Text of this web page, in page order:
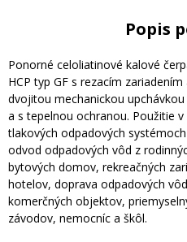
Popis
Ponorné celoliatinové kalové
HCP typ GF s rezacím zariadením
dvojitou mechanickou
a s tepelnou ochranou. Použitie v
tlakových odpadových
odvod odpadových vôd z
bytových domov, rekreačných
hotelov, doprava odpadových
komerčných objektov,
závodov, nemocníc a škôl.